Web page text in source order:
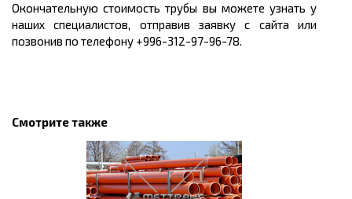
Окончательную стоимость трубы вы можете узнать у
наших специалистов, отправив заявку с сайта или
позвонив по телефону +996-312-97-96-78.
Смотрите также